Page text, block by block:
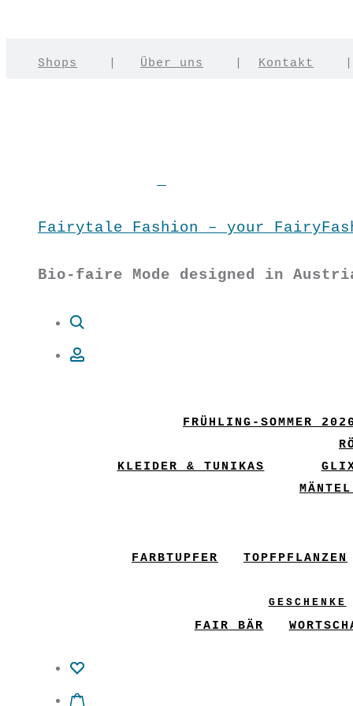
Shops Über uns Kontakt
Fairytale Fashion – your
Bio-faire Mode designed in
FRÜHLING-SOMMER
KLEIDER & TUNIKAS
FARBTUPFER TOPFPFLANZEN
GESCHENKE
FAIR BÄR